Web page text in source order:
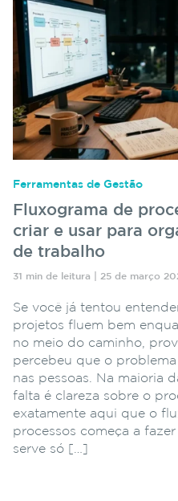
Ferramentas de Gestão
Fluxograma de
criar e usar para
de trabalho
31 min de leitura | 25 de março
Se você já tentou
projetos fluem bem
no meio do caminho,
percebeu que o
nas pessoas. Na maioria
falta é clareza sobre o
exatamente aqui que o
processos começa a
serve só […]